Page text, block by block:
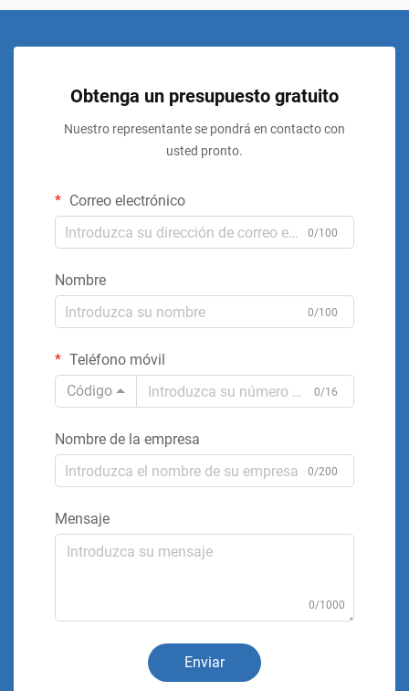
Obtenga un presupuesto gratuito
Nuestro representante se pondrá en contacto con
usted pronto.
Correo electrónico
0/100
Nombre
0/100
Teléfono móvil
Código
0/16
Nombre de la empresa
0/200
Mensaje
0/1000
Enviar